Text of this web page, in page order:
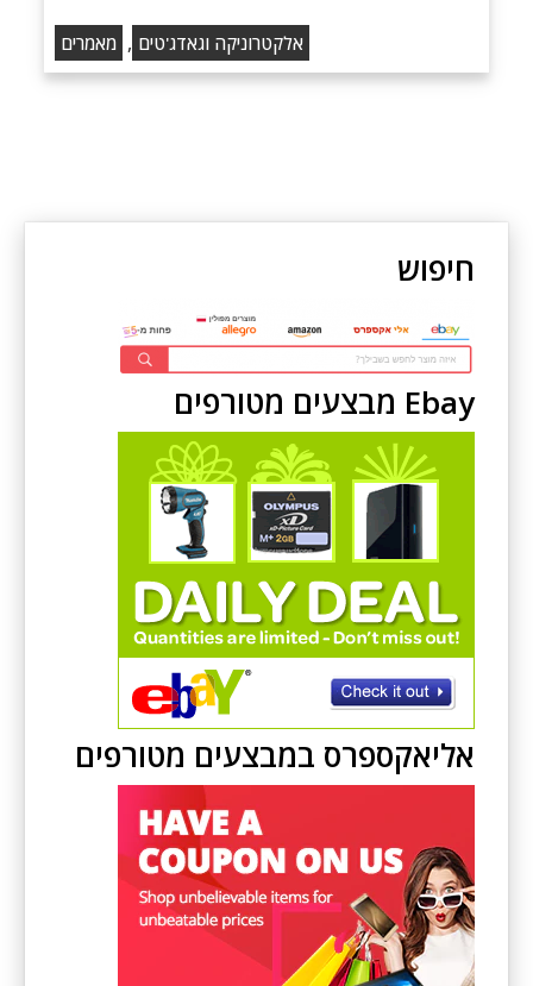
אלקטרוניקה וגאדג'טים , מאמרים
חיפוש
Ebay מבצעים מטורפים
אליאקספרס במבצעים מטורפים